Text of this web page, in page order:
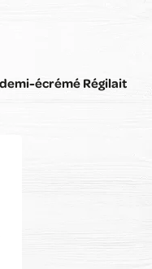
écrémé Régilait